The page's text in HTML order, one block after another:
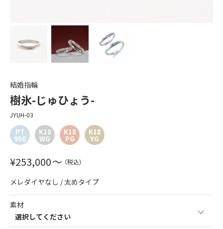
結婚指輪
樹氷-じゅひょう-
JYUH-03
PT
950
K18
WG
K18
PG
K18
YG
¥253,000〜（税込)
メレダイヤなし / 太めタイプ
素材
選択してください